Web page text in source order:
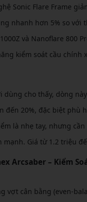
Sonic Flare Frame
nhanh hơn 5% so với
và Nanoflare 800
kiểm soát cầu chính
dùng cho thấy, dòng
đến 20%, đặc biệt phù
là nhẹ tay, nhưng
mạnh. Giá từ 1.2 triệu
Arcsaber – Kiểm
vợt cân bằng (even-